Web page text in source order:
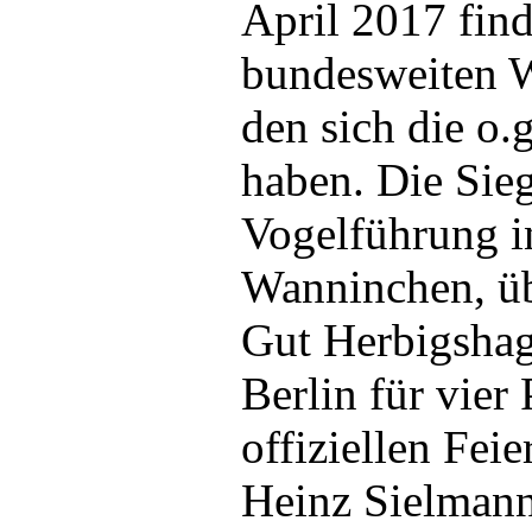
April 2017
bundesweiten
den sich die
haben. Die
Vogelführung
Wanninchen,
Gut
Berlin für vier
offiziellen
Heinz